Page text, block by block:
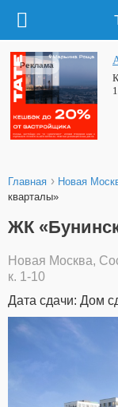
Реклама
Главная › Новая
кварталы»
ЖК
Новая Москва,
к. 1-10
Дата сдачи: Дом